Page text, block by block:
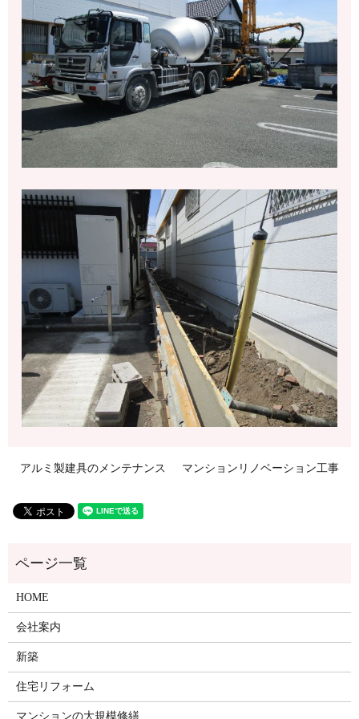
アルミ製建具のメンテナンス マンションリノベーション工事
HOME
会社案内
新築
住宅リフォーム
マンションの大規模修繕